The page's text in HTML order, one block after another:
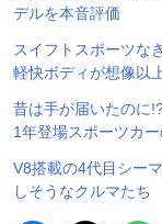
デルを本音評価
スイフトスポーツな
軽快ボディが想像以
昔は手が届いたのに
1年登場スポーツカ
V8搭載の4代目シー
しそうなクルマたち